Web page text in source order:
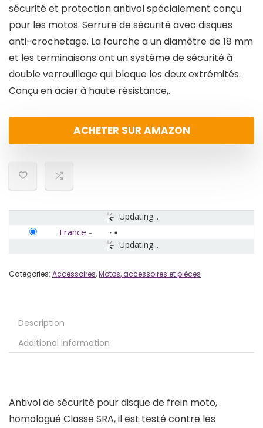
sécurité et protection antivol spécialement conçu
pour les motos. Serrure de sécurité avec disques
anti-crochetage. La fourche a un diamètre de 18 mm
et les terminaisons ont un système de sécurité à
double verrouillage qui bloque les deux extrémités.
Conçu en acier à haute résistance,.
ACHETER SUR AMAZON
Updating...
Updating...
France -
Categories: Accessoires,Motos, accessoires et pièces
Description
Additional information
Antivol de sécurité pour disque de frein moto,
homologué Classe SRA, il est testé contre les